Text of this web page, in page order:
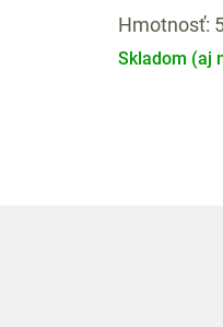
Hmotnosť:
Skladom (aj